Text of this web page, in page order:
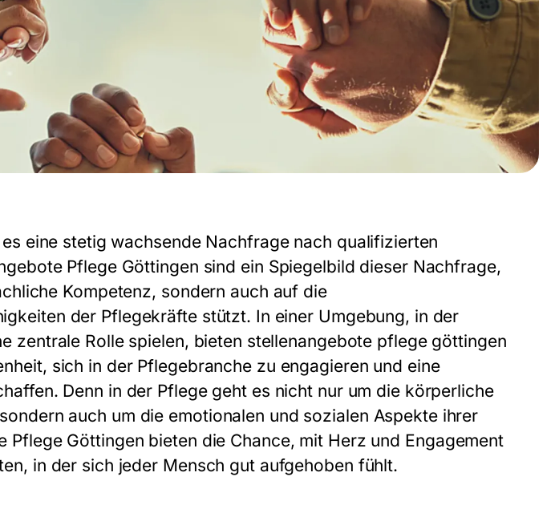
eine stetig wachsende Nachfrage nach qualifizierten
Pflege Göttingen sind ein Spiegelbild dieser Nachfrage,
Kompetenz, sondern auch auf die
der Pflegekräfte stützt. In einer Umgebung, in der
zentrale Rolle spielen, bieten stellenangebote pflege göttingen
sich in der Pflegebranche zu engagieren und eine
Denn in der Pflege geht es nicht nur um die körperliche
auch um die emotionalen und sozialen Aspekte ihrer
Pflege Göttingen bieten die Chance, mit Herz und Engagement
in der sich jeder Mensch gut aufgehoben fühlt.